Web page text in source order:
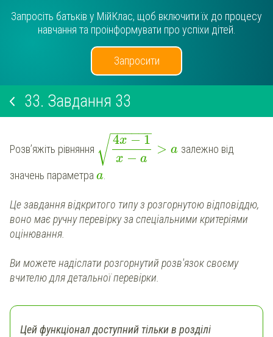
Запросіть батьків у МійКлас, щоб включити їх до процесу
навчання та проінформувати про успіхи дітей.
Запросити
33. Завдання 33
Розв’яжіть рівняння
4x − 1
x − a
− −
−−−−
√ > a залежно від
значень параметра a
Це завдання відкритого типу з розгорнутою відповіддю,
воно має ручну перевірку за спеціальними критеріями
оцінювання.
Ви можете надіслати розгорнутий розв'язок своєму
вчителю для детальної перевірки.
Цей функціонал доступний тільки в розділі